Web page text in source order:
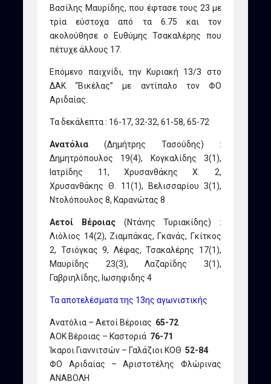
Βασίλης Μαυρίδης, που έφτασε τους 23 με
τρία εύστοχα από τα 6.75 και τον
ακολούθησε ο Ευθύμης Τσακαλέρης που
πέτυχε άλλους 17.
Επόμενο παιχνίδι, την Κυριακή 13/3 στο
ΔΑΚ “Βικέλας” με αντίπαλο τον ΦΟ
Αριδαίας.
Τα δεκάλεπτα : 16-17, 32-32, 61-58, 65-72
Ανατόλια (Δημήτρης Τασούδης) :
Δημητρόπουλος 19(4), Κογκαλίδης 3(1),
Ιατρίδης 11, Χρυσανθάκης Χ. 2,
Χρυσανθάκης Θ. 11(1), Βελισσαρίου 3(1),
Ντολόπουλος 8, Καρανώτας 8
Αετοί Βέροιας(Ντάνης Τυριακίδης) :
Λιόλιος 14(2), Ζιαμπάκας, Γκανάς, Γκίτκος
2, Τσιόγκας 9, Λέφας, Τσακαλέρης 17(1),
Μαυρίδης 23(3), Λαζαρίδης 3(1),
Γαβριηλίδης, Ιωσηφιδης 4
Τα αποτελέσματα της 13ης αγωνιστικής
Ανατόλια – Αετοί Βέροιας 65-72
ΑΟΚ Βέροιας – Καστοριά 76-71
Ίκαροι Γιαννιτσών – Γαλάζιοι ΚΟΘ 52-84
ΦΟ Αριδαίας – Αριστοτέλης Φλώρινας
ΑΝΑΒΟΛΗ